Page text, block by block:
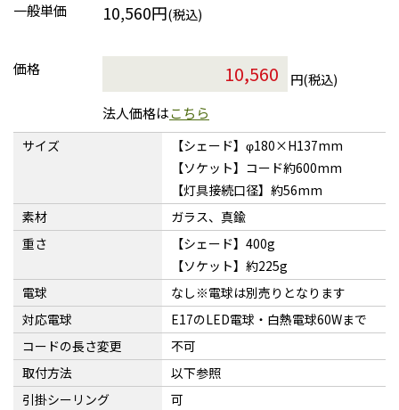
一般単価 10,560円(税込)
価格
円(税込)
法人価格はこちら
サイズ
【シェード】φ180×H137mm
【ソケット】コード約600mm
【灯具接続口径】約56mm
素材
ガラス、真鍮
重さ
【シェード】400g
【ソケット】約225g
電球
なし※電球は別売りとなります
対応電球
E17のLED電球・白熱電球60Wまで
コードの長さ変更
不可
取付方法
以下参照
引掛シーリング
可